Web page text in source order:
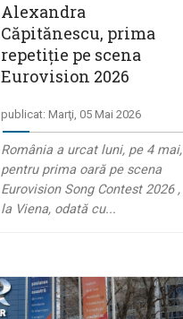
Alexandra
Căpitănescu, prima
repetiție pe scena
Eurovision 2026
publicat: Marţi, 05 Mai 2026
România a urcat luni, pe 4 mai,
pentru prima oară pe scena
Eurovision Song Contest 2026 ,
la Viena, odată cu...